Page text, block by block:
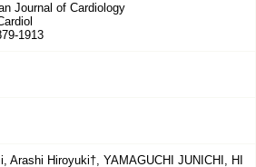
Journal of Cardiology
1913
Arashi Hiroyuki†, YAMAGUCHI JUNICHI, HI